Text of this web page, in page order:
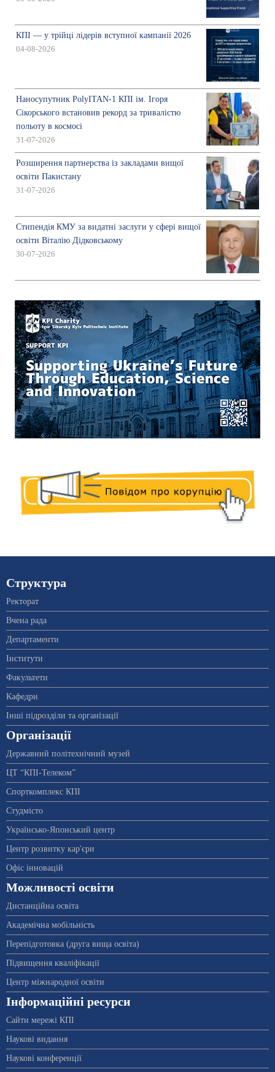
КПІ — у трійці лідерів вступної кампанії 2026
04-08-2026
Наносупутник PolyITAN-1 КПІ ім. Ігоря
Сікорського встановив рекорд за тривалістю
польоту в космосі
31-07-2026
Розширення партнерства із закладами вищої
освіти Пакистану
31-07-2026
Стипендія КМУ за видатні заслуги у сфері вищої
освіти Віталію Дідковському
30-07-2026
Структура
Ректорат
Вчена рада
Департаменти
Інститути
Факультети
Кафедри
Інші підрозділи та організації
Організації
Державний політехнічний музей
ЦТ “КПІ-Телеком”
Спорткомплекс КПІ
Студмісто
Українсько-Японський центр
Центр розвитку кар'єри
Офіс інновацій
Можливості освіти
Дистанційна освіта
Академічна мобільність
Перепідготовка (друга вища освіта)
Підвищення кваліфікації
Центр міжнародної освіти
Інформаційні ресурси
Сайти мережі КПІ
Наукові видання
Наукові конференції